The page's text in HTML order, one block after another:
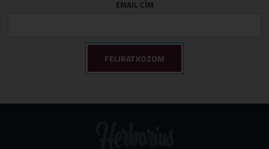
EMAIL CÍM